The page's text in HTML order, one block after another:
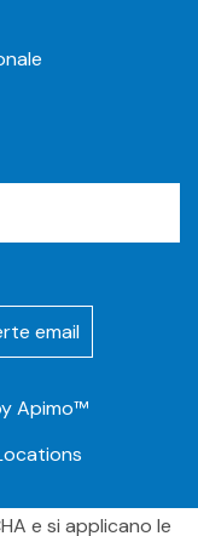
email
Apimo™
e si applicano le